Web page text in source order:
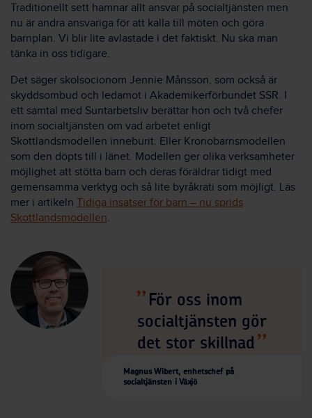
Traditionellt sett hamnar allt ansvar på socialtjänsten men
nu är andra ansvariga för att kalla till möten och göra
barnplan. Vi blir lite avlastade i det faktiskt. Nu ska man
tänka in oss tidigare.
Det säger skolsocionom Jennie Månsson, som också är
skyddsombud och ledamot i Akademikerförbundet SSR. I
ett samtal med Suntarbetsliv berättar hon och två chefer
inom socialtjänsten om vad arbetet enligt
Skottlandsmodellen inneburit. Eller Kronobarnsmodellen
som den döpts till i länet. Modellen ger olika verksamheter
möjlighet att stötta barn och deras föräldrar tidigt med
gemensamma verktyg och så lite byråkrati som möjligt. Läs
mer i artikeln Tidiga insatser för barn – nu sprids
Skottlandsmodellen.
För oss inom
socialtjänsten gör
det stor skillnad
Magnus Wibert, enhetschef på
socialtjänsten i Växjö